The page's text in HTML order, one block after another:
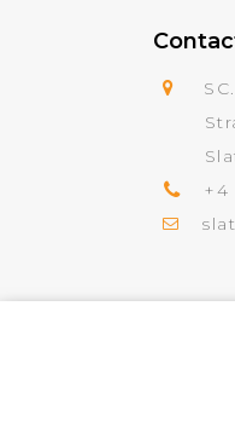
+4